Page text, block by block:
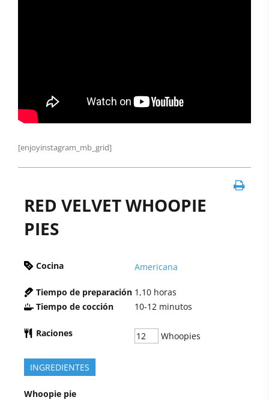
[enjoyinstagram_mb_grid]
RED VELVET WHOOPIE
PIES
Cocina Americana
Tiempo de preparación 1,10 horas
Tiempo de cocción
10-12 minutos
Raciones Whoopies
INGREDIENTES
Whoopie pie